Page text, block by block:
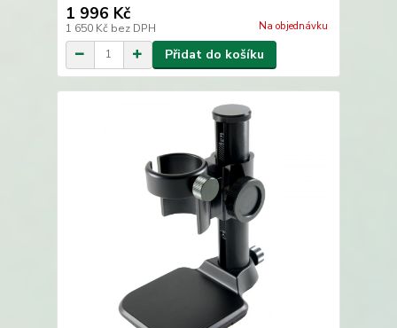
1 996 Kč
1 650 Kč bez DPH Na objednávku
Přidat do košíku